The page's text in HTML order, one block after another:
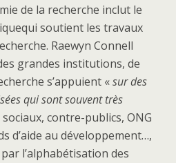
de la recherche inclut le
soutient les travaux
Raewyn Connell
grandes institutions, de
s’appuient «sur des
qui sont souvent très
contre-publics, ONG
d’aide au développement…,
l’alphabétisation des